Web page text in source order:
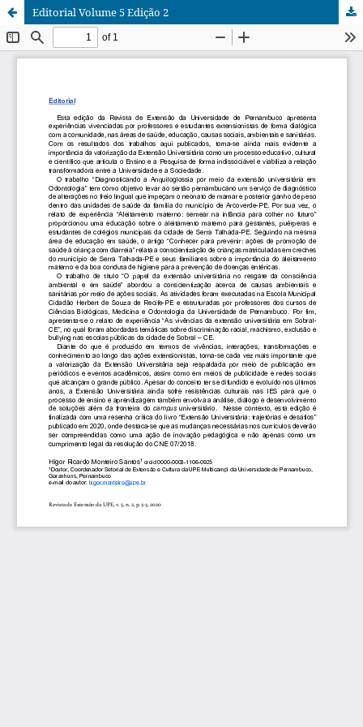
Editorial Volume 5 Edição 2